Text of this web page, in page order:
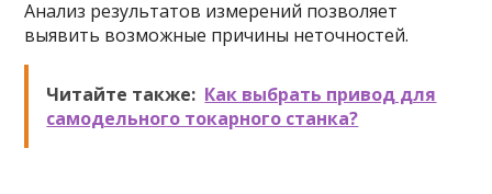
Анализ результатов измерений позволяет
выявить возможные причины неточностей.
Читайте также: Как выбрать привод для
самодельного токарного станка?